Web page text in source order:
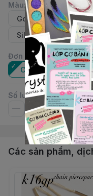
Màu:
Gold-3mm
Silver-
Silver-5mm
Đơn vị
Cặp
Số lượng
Các sản phẩm,